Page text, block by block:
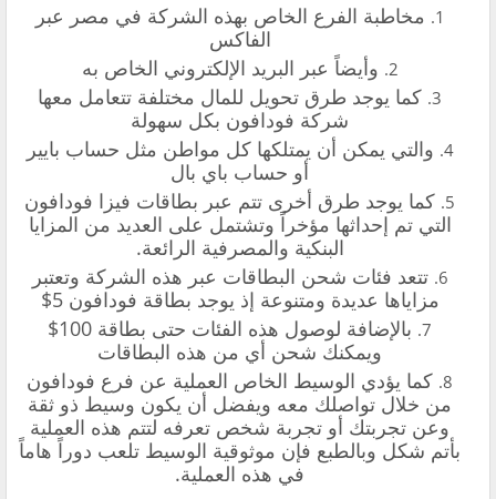
مخاطبة الفرع الخاص بهذه الشركة في مصر عبر
الفاكس
وأيضاً عبر البريد الإلكتروني الخاص به
كما يوجد طرق تحويل للمال مختلفة تتعامل معها
شركة فودافون بكل سهولة
والتي يمكن أن يمتلكها كل مواطن مثل حساب بايير
أو حساب باي بال
كما يوجد طرق أخرى تتم عبر بطاقات فيزا فودافون
التي تم إحداثها مؤخراً وتشتمل على العديد من المزايا
البنكية والمصرفية الرائعة.
تتعد فئات شحن البطاقات عبر هذه الشركة وتعتبر
مزاياها عديدة ومتنوعة إذ يوجد بطاقة فودافون 5$
بالإضافة لوصول هذه الفئات حتى بطاقة 100$
ويمكنك شحن أي من هذه البطاقات
كما يؤدي الوسيط الخاص العملية عن فرع فودافون
من خلال تواصلك معه ويفضل أن يكون وسيط ذو ثقة
وعن تجربتك أو تجربة شخص تعرفه لتتم هذه العملية
بأتم شكل وبالطبع فإن موثوقية الوسيط تلعب دوراً هاماً
في هذه العملية.